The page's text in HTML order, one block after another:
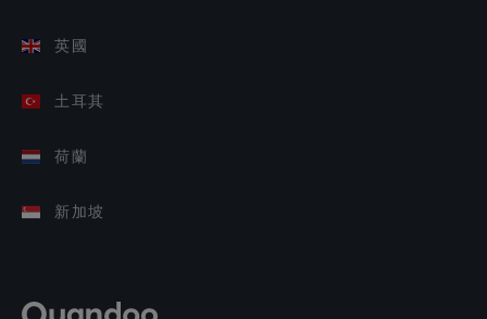
英國
土耳其
荷蘭
新加坡